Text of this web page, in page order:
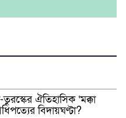
ঐতিহাসিক ‘মক্কা
বিদায়ঘণ্টা?